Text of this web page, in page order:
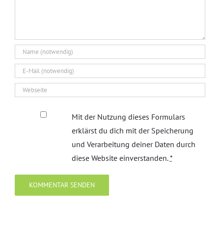
Mit der Nutzung dieses Formulars
erklärst du dich mit der Speicherung
und Verarbeitung deiner Daten durch
diese Website einverstanden.*